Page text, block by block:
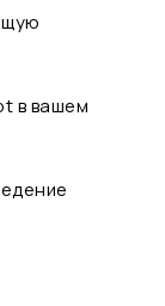
в вашем